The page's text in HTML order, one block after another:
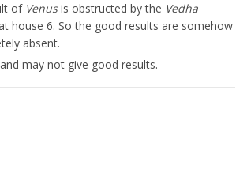
of Venusis obstructed by the Vedha
house 6. So the good results are somehow
absent.
may not give good results.